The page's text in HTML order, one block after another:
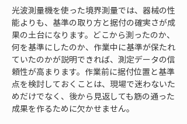
光波測量機を使った境界測量では、器械の性
能よりも、基準の取り方と据付の確実さが成
果の土台になります。どこから測ったのか、
何を基準にしたのか、作業中に基準が保たれ
ていたのかが説明できれば、測定データの信
頼性が高まります。作業前に据付位置と基準
点を検討しておくことは、現場で迷わないた
めだけでなく、後から見返しても筋の通った
成果を作るために欠かせません。